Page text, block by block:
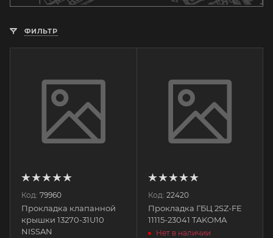
ФИЛЬТР
Код: 79960
Прокладка клапанной
крышки 13270-31U10
NISSAN
Код: 22420
Прокладка ГБЦ 2SZ-FE
11115-23041 TAKOMA
Нет в наличии